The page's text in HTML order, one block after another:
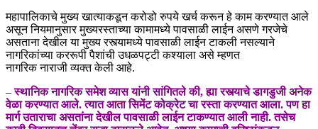
महापालिकाचे मुख्य खात्याकडून करोडो रुपये खर्च करून हे काम करण्यात आले
असून नियमानुसार मुख्यरस्ताच्या कामामध्ये पावसाळी लाईन असणे गरजेचे
असताना देखील या मुख्य रस्त्यामध्ये पावसाळी लाईन टाकली नसल्याने
नागरिकांच्या कररूपी पैशांची उधळपट्टी कश्याला असे म्हणत
नागरिक नाराजी व्यक्त केली आहे.
–स्थानिक नागरिक समेश व्यास यांनी सांगितले की, ह्या रस्त्याचे डागडुजी अनेक
वेळा करण्यात आले. त्यात आता सिमेंट कोक्रेट चा रस्ता करण्यात आला. पण हा
मार्ग उताराचा असतांना देखील पावसाळी लाईन टाकण्यात आली नाही. तसेच